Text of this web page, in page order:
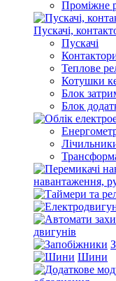
Проміжне
Пускачі,
Пускачі
Теплове
Котушки
Блок
Блок
навантаження,
двигунів
Шини